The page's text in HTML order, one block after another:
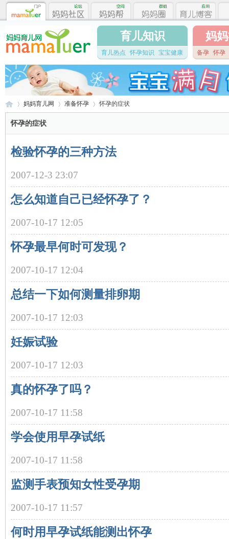
育儿知识
育儿热点 怀孕知识 宝宝健康
妈
备孕 怀孕
›
妈妈育儿网
›
准备怀孕
›
怀孕的症状
怀孕的症状
检验怀孕的三种方法
2007-12-3 23:07
怎么知道自己已经怀孕了？
2007-10-17 12:05
怀孕最早何时可发现？
2007-10-17 12:04
总结一下如何测量排卵期
2007-10-17 12:03
妊娠试验
2007-10-17 12:03
真的怀孕了吗？
2007-10-17 11:58
学会使用早孕试纸
2007-10-17 11:58
监测手表预知女性受孕期
2007-10-17 11:57
何时用早孕试纸能测出怀孕